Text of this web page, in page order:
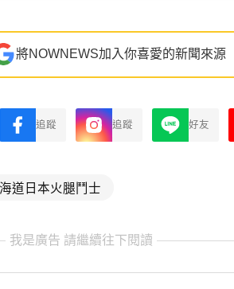
將NOWNEWS加入你喜愛的新聞來源
追蹤 追蹤 好友
道日本火腿鬥士
我是廣告 請繼續往下閱讀